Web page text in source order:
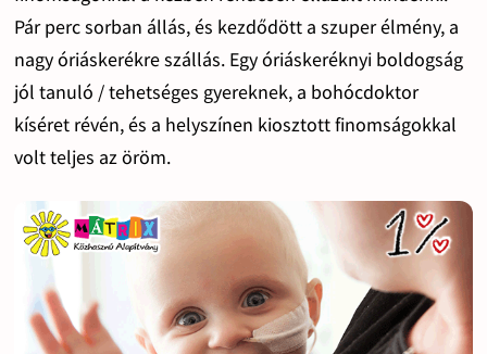
Pár perc sorban állás, és kezdődött a szuper élmény, a
nagy óriáskerékre szállás. Egy óriáskeréknyi boldogság
jól tanuló / tehetséges gyereknek, a bohócdoktor
kíséret révén, és a helyszínen kiosztott finomságokkal
volt teljes az öröm.